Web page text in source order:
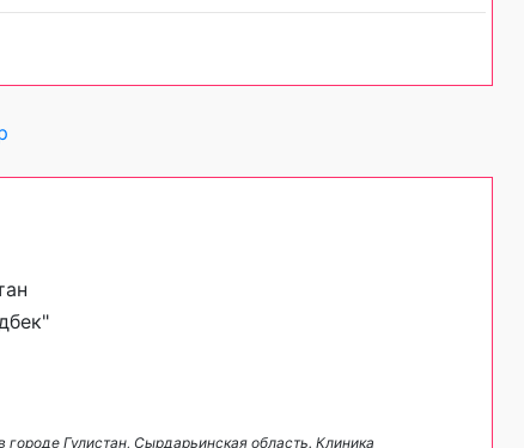
Гулистан, Сырдарьинская область. Клиника